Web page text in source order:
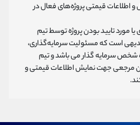
اطلاعات قیمتی پروژه‌های فعال در
مورد تایید بودن پروژه توسط تیم
است که مسئولیت سرمایه‌گذاری،
شخص سرمایه گذار می باشد و تیم
مرجعی جهت نمایش اطلاعات قیمتی و